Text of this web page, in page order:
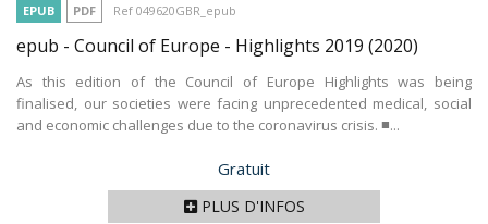
EPUB PDF Ref 049620GBR_epub
epub - Council of Europe - Highlights 2019 (2020)
As this edition of the Council of Europe Highlights was being
finalised, our societies were facing unprecedented medical, social
and economic challenges due to the coronavirus crisis. ■...
Prix
Gratuit
PLUS D'INFOS